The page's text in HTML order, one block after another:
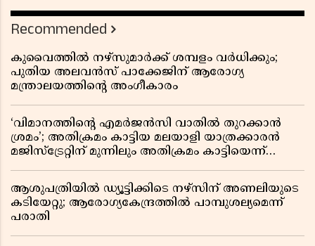
Recommended
കുവൈത്തിൽ നഴ്‌സുമാർക്ക് ശമ്പളം വർധിക്കും;
പുതിയ അലവൻസ് പാക്കേജിന് ആരോഗ്യ
മന്ത്രാലയത്തിൻ്റെ അംഗീകാരം
‘വിമാനത്തിൻ്റെ എമർജൻസി വാതിൽ തുറക്കാൻ
ശ്രമം’; അതിക്രമം കാട്ടിയ മലയാളി യാത്രക്കാരൻ
മജിസ്ട്രേറ്റിന് മുന്നിലും അതിക്രമം കാട്ടിയെന്ന്
ആശുപത്രിയിൽ ഡ്യൂട്ടിക്കിടെ നഴ്സിന് അണലിയുടെ
കടിയേറ്റു; ആരോഗ്യകേന്ദ്രത്തിൽ പാമ്പുശല്യമെന്ന്
പരാതി